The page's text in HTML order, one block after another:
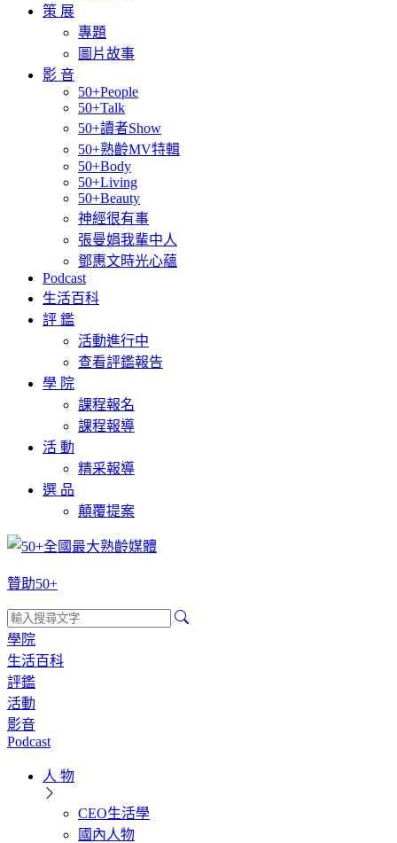
策 展
專題
圖片故事
影 音
50+People
50+Talk
50+讀者Show
50+熟齡MV特輯
50+Body
50+Living
50+Beauty
神經很有事
張曼娟我輩中人
鄧惠文時光心蘊
Podcast
生活百科
評 鑑
活動進行中
查看評鑑報告
學 院
課程報名
課程報導
活 動
精采報導
選 品
顛覆提案
贊助50+
學院
生活百科
評鑑
活動
影音
Podcast
人 物
CEO生活學
國內人物